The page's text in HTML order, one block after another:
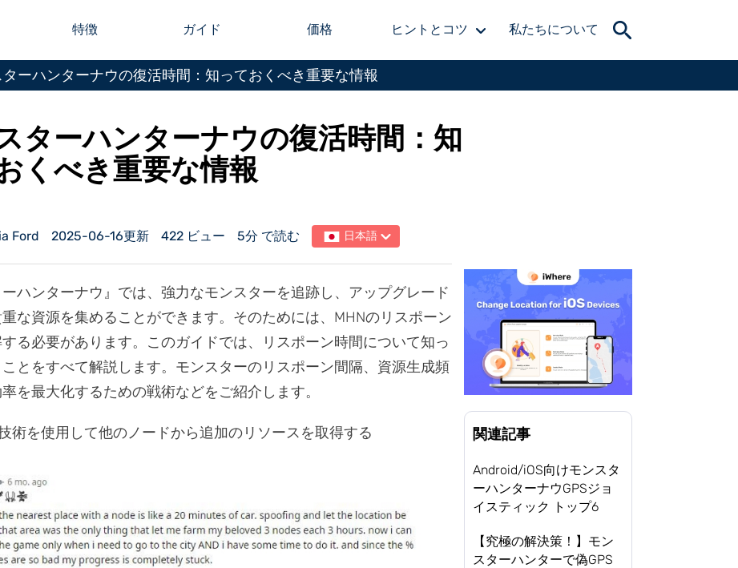
特徴 ガイド 価格 ヒントとコツ 私たちについて
ーハンターナウの復活時間：知っておくべき重要な情報
ターハンターナウの復活時間：知
くべき重要な情報
Ford 2025-06-16更新 422 ビュー 5分 で読む 日本語
ーハンターナウ』では、強力なモンスターを追跡し、アップグレード
な資源を集めることができます。そのためには、MHNのリスポーン
る必要があります。このガイドでは、リスポーン時間について知っ
とをすべて解説します。モンスターのリスポーン間隔、資源生成頻
を最大化するための戦術などをご紹介します。
術を使用して他のノードから追加のリソースを取得する 関連記事
Android/iOS向けモンスタ
ーハンターナウGPSジョ
イスティック トップ6
【究極の解決策！】モン
スターハンターで偽GPS